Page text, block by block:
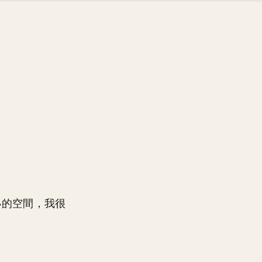
空間，我很